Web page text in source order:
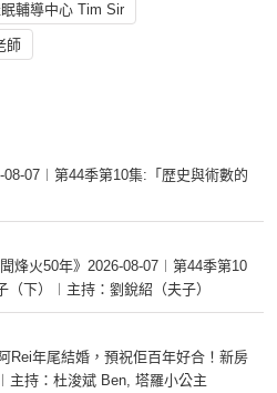
輔導中心 Tim Sir
師
08-07︱第44季第10集:「歴史與術數的
烽火50年》2026-08-07︱第44季第10
（下）︱主持：劉銳紹（夫子）
Rei年尾結婚，預祝佢百年好合！新房
主持：杜浚斌 Ben, 塔羅小公主